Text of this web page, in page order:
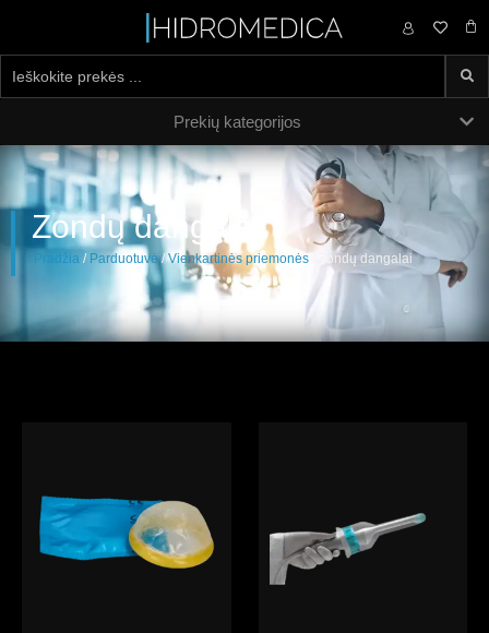
0,00 €
Prekių kategorijos
Zondų dangalai
Pradžia / Parduotuvė/Vienkartinės priemonės / Zondų dangalai